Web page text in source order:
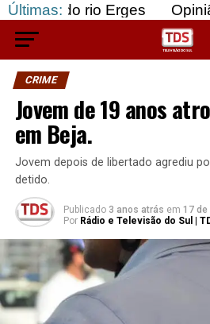
Últimas:
Erges Opinião: Gozar
CRIME
Jovem de 19 anos
em Beja.
Jovem depois de libertado agrediu
detido.
Publicado 3 anos atrás em 17 de
Por Rádio e Televisão do Sul |